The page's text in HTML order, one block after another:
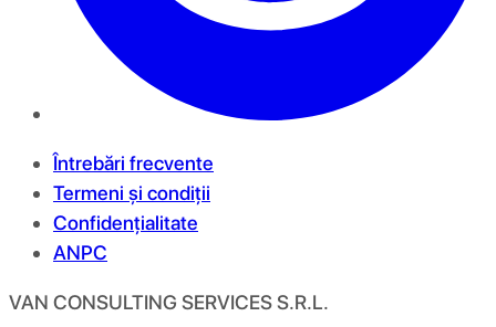
Întrebări frecvente
Termeni și condiții
Confidențialitate
ANPC
VAN CONSULTING SERVICES S.R.L.